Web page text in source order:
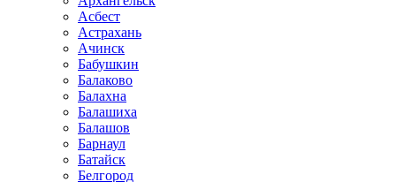
Асбест
Астрахань
Ачинск
Бабушкин
Балаково
Балахна
Балашиха
Балашов
Барнаул
Батайск
Белгород